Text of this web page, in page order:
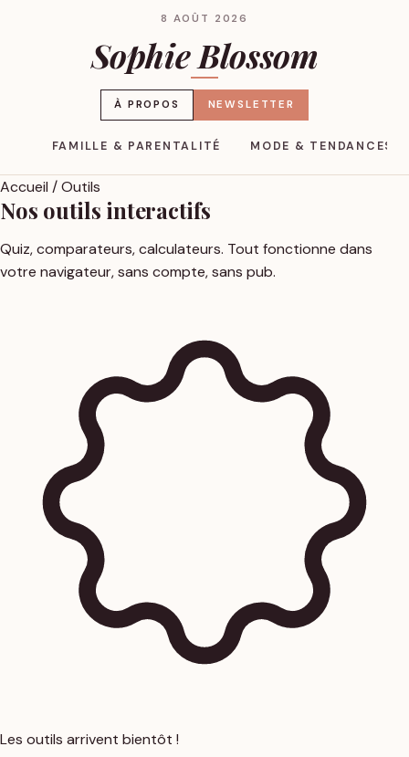
8 AOÛT 2026
Sophie Blossom
À PROPOS NEWSLETTER
FAMILLE & PARENTALITÉ MODE & TENDANCES
Accueil /Outils
Nos outils interactifs
Quiz, comparateurs, calculateurs. Tout fonctionne dans
votre navigateur, sans compte, sans pub.
Les outils arrivent bientôt !